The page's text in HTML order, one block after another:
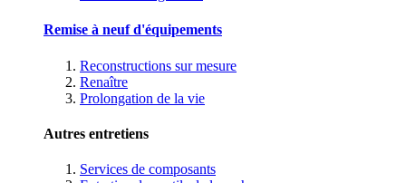
Remise à neuf d'équipements
Reconstructions sur mesure
Renaître
Prolongation de la vie
Autres entretiens
Services de composants